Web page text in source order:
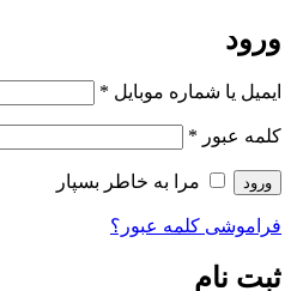
ورود
ایمیل یا شماره موبایل *
کلمه عبور *
ورود مرا به خاطر بسپار
فراموشی کلمه عبور؟
ثبت نام